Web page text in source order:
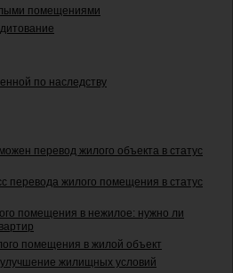
помещениями
по наследству
перевод жилого объекта в статус
перевода жилого помещения в статус
помещения в нежилое: нужно ли
помещения в жилой объект
жилищных условий